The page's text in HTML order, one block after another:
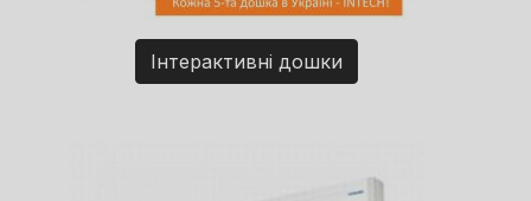
Інтерактивні дошки